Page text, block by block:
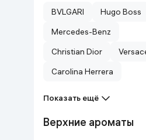
Спортивные товары
Детские товары
Строительство и
Ювелирные изделия
BVLGARI
Hugo Boss
Mercedes-Benz
Christian Dior
Carolina Herrera
Показать ещё
Верхние ароматы